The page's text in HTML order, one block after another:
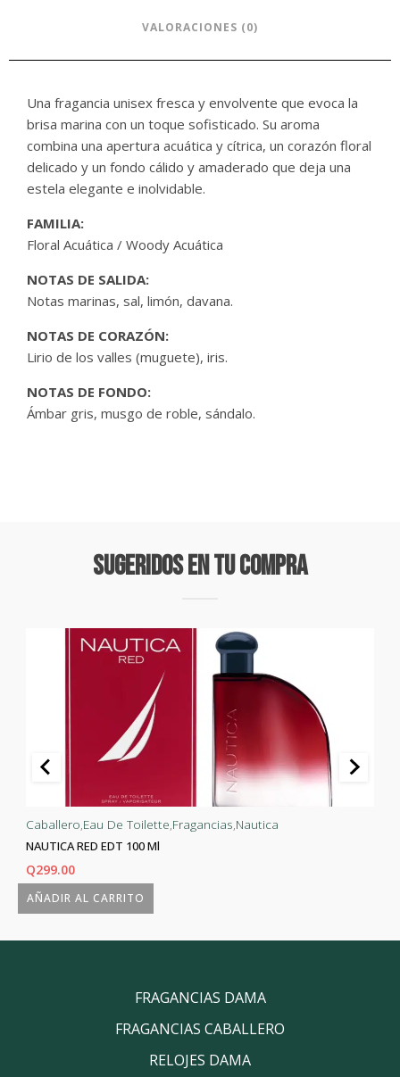
VALORACIONES (0)
Una fragancia unisex fresca y envolvente que evoca la
brisa marina con un toque sofisticado. Su aroma
combina una apertura acuática y cítrica, un corazón floral
delicado y un fondo cálido y amaderado que deja una
estela elegante e inolvidable.
FAMILIA:
Floral Acuática / Woody Acuática
NOTAS DE SALIDA:
Notas marinas, sal, limón, davana.
NOTAS DE CORAZÓN:
Lirio de los valles (muguete), iris.
NOTAS DE FONDO:
Ámbar gris, musgo de roble, sándalo.
Sugeridos En Tu Compra
AÑADIR AL CARRITO
Caballero Eau De Toilette Fragancias Nautica
NAUTICA RED EDT 100 Ml
Q299.00
FRAGANCIAS DAMA
FRAGANCIAS CABALLERO
RELOJES DAMA